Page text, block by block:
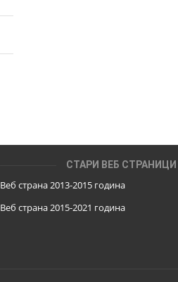
СТАРИ ВЕБ СТРАНИЦИ
Веб страна 2013-2015 година
Веб страна 2015-2021 година